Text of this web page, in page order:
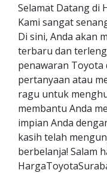
Selamat Datang di
Kami sangat
Di sini, Anda akan
terbaru dan
penawaran Toyota
pertanyaan atau
ragu untuk
membantu Anda
impian Anda
kasih telah
berbelanja! Salam